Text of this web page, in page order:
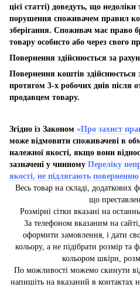
цієї статті) доведуть, що
порушення споживачем правил
зберігання. Споживач має право
товару особисто або через свого
Повернення здійснюється за
Повернення коштів здійснюється
протягом 3-х робочих днів після
продавцем товару.
Згідно із Законом «Про захист
може відмовити споживачеві в
належної якості, якщо вони
зазначені у чинному Переліку
якості, не підлягають поверненню
Весь товар на складі, додаткових
що
Розмірні сітки вказані на
За телефоном вказаним на
оформити замовлення, і дати
кольору, а не підібрати розмір та
кольором шкіри,
По можливості можемо скинути
напишіть на вказаний в контактах